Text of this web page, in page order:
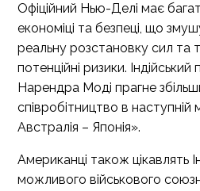
Офіційний Нью-Делі має
економіці та безпеці, що
реальну розстановку сил та
потенційні ризики. Індійський
Нарендра Моді прагне
співробітництво в наступній
Австралія – Японія».
Американці також цікавлять
можливого військового